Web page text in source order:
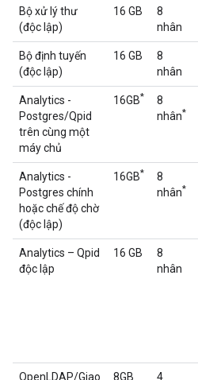
Bộ xử lý thư
(độc lập)
16 GB
8
nhân
Bộ định tuyến
(độc lập)
16 GB
8
nhân
Analytics -
Postgres/Qpid
trên cùng một
máy chủ
16GB*
8
nhân*
Analytics -
Postgres chính
hoặc chế độ chờ
(độc lập)
16GB*
8
nhân*
Analytics – Qpid
độc lập
16 GB
8
nhân
OpenLDAP/Giao
8GB
4